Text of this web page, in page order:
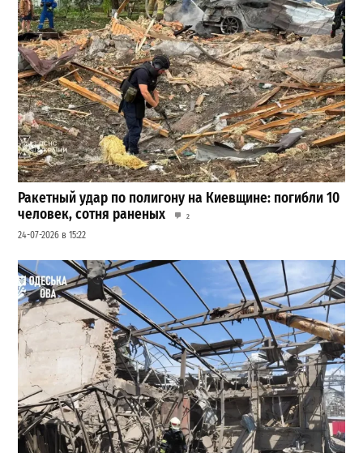
Ракетный удар по полигону на Киевщине: погибли 10
человек, сотня раненых
2
24-07-2026 в 15:22